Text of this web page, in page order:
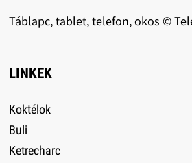
Táblapc, tablet, telefon, okos ©
LINKEK
Koktélok
Buli
Ketrecharc